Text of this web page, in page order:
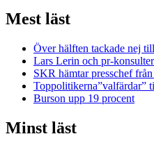
Mest läst
Över hälften tackade nej
Lars Lerin och pr-
SKR hämtar presschef
Toppolitikerna”valfärdar”
Burson upp 19 procent
Minst läst